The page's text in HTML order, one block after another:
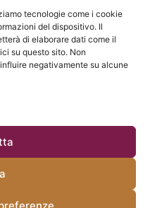
tecnologie come i cookie
del dispositivo. Il
di elaborare dati come il
su questo sito. Non
negativamente su alcune